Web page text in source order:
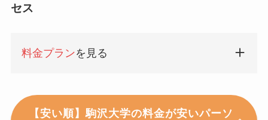
セス
料金プランを見る
【安い順】駒沢大学の料金が安いパーソ